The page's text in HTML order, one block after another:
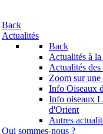
Back
Actualités
Back
Actualités à la
Actualités
Zoom sur une
Info Oiseaux
Info oiseaux
d'Orient
Autres
Qui sommes-nous ?